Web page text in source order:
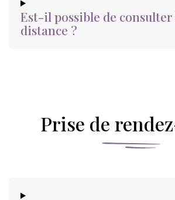
Est-il possible de consulter
distance ?
Prise de